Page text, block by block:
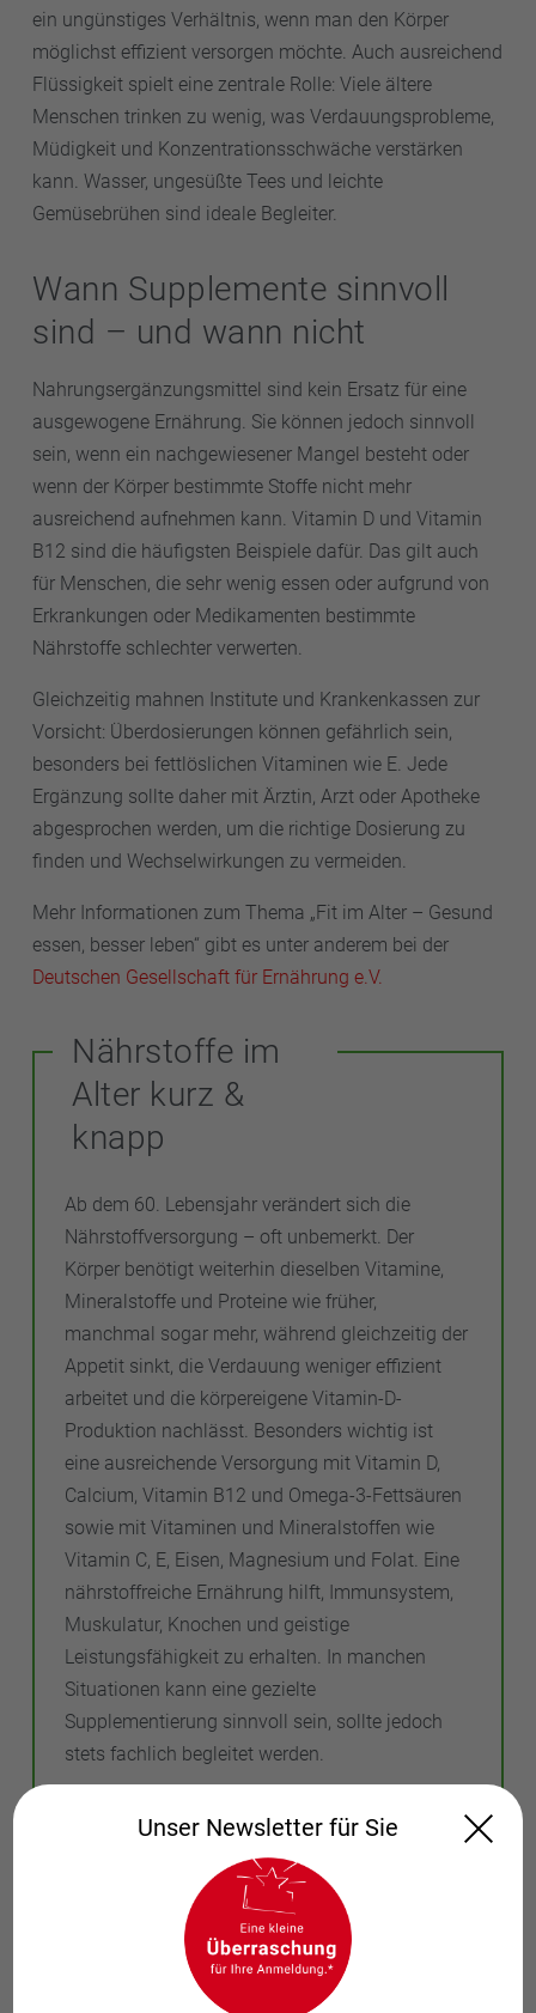
ein ungünstiges Verhältnis, wenn man den Körper
möglichst effizient versorgen möchte. Auch ausreichend
Flüssigkeit spielt eine zentrale Rolle: Viele ältere
Menschen trinken zu wenig, was Verdauungsprobleme,
Müdigkeit und Konzentrationsschwäche verstärken
kann. Wasser, ungesüßte Tees und leichte
Gemüsebrühen sind ideale Begleiter.
Wann Supplemente sinnvoll
sind – und wann nicht
Nahrungsergänzungsmittel sind kein Ersatz für eine
ausgewogene Ernährung. Sie können jedoch sinnvoll
sein, wenn ein nachgewiesener Mangel besteht oder
wenn der Körper bestimmte Stoffe nicht mehr
ausreichend aufnehmen kann. Vitamin D und Vitamin
B12 sind die häufigsten Beispiele dafür. Das gilt auch
für Menschen, die sehr wenig essen oder aufgrund von
Erkrankungen oder Medikamenten bestimmte
Nährstoffe schlechter verwerten.
Gleichzeitig mahnen Institute und Krankenkassen zur
Vorsicht: Überdosierungen können gefährlich sein,
besonders bei fettlöslichen Vitaminen wie E. Jede
Ergänzung sollte daher mit Ärztin, Arzt oder Apotheke
abgesprochen werden, um die richtige Dosierung zu
finden und Wechselwirkungen zu vermeiden.
Mehr Informationen zum Thema „Fit im Alter – Gesund
essen, besser leben“ gibt es unter anderem bei der
Deutschen Gesellschaft für Ernährung e.V.
Nährstoffe im
Alter kurz &
knapp
Ab dem 60. Lebensjahr verändert sich die
Nährstoffversorgung – oft unbemerkt. Der
Körper benötigt weiterhin dieselben Vitamine,
Mineralstoffe und Proteine wie früher,
manchmal sogar mehr, während gleichzeitig der
Appetit sinkt, die Verdauung weniger effizient
arbeitet und die körpereigene Vitamin-D-
Produktion nachlässt. Besonders wichtig ist
eine ausreichende Versorgung mit Vitamin D,
Calcium, Vitamin B12 und Omega-3-Fettsäuren
sowie mit Vitaminen und Mineralstoffen wie
Vitamin C, E, Eisen, Magnesium und Folat. Eine
nährstoffreiche Ernährung hilft, Immunsystem,
Muskulatur, Knochen und geistige
Leistungsfähigkeit zu erhalten. In manchen
Situationen kann eine gezielte
Supplementierung sinnvoll sein, sollte jedoch
stets fachlich begleitet werden.
wichtige Unterstützung: Wir können Präparate
prüfen, Wechselwirkungen erkennen,
Dosierungen anpassen und helfen, Laborwerte
richtig zu interpretieren. Wer unsicher ist oder
Veränderungen bemerkt – sei es Müdigkeit,
Muskelschwäche, Konzentrationsprobleme oder
Unser Newsletter für Sie